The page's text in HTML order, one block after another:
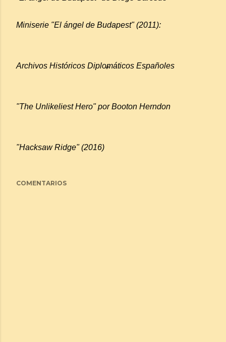
Miniserie "El ángel de Budapest" (2011):
Archivos Históricos Diplomáticos Españoles
"The Unlikeliest Hero" por Booton Herndon
"Hacksaw Ridge" (2016)
COMENTARIOS